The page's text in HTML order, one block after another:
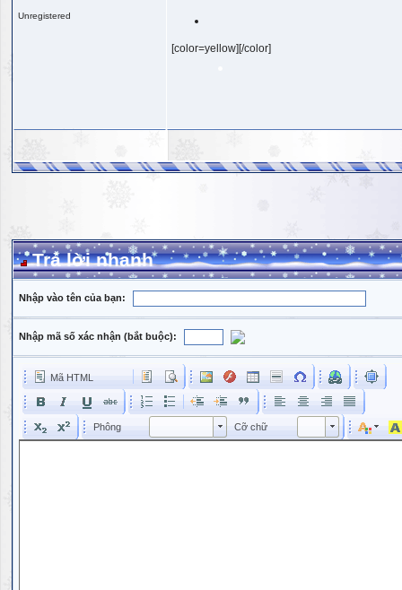
Unregistered
[color=yellow][/color]
Trả lời nhanh
Nhập vào tên của bạn:
Nhập mã số xác nhận (bắt buộc):
Mã HTML
Phông Phông Cỡ chữ Kích cỡ phông